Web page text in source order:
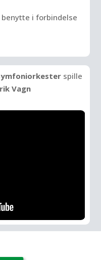
i forbindelse
spille
Vagn